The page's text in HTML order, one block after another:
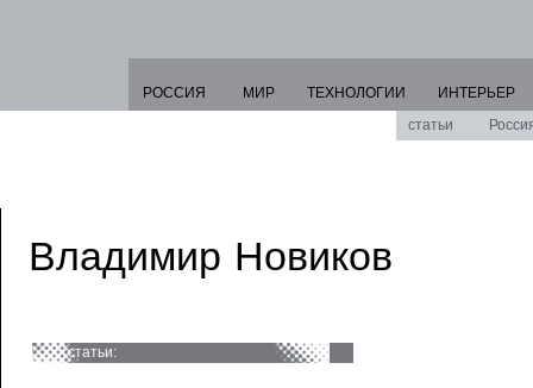
РОССИЯ МИР ТЕХНОЛОГИИ
ИНТЕРЬЕР
статьи
Владимир Новиков
статьи: